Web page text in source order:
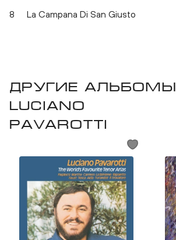
8
La Campana Di San Giusto
Другие альбомы
Luciano
Pavarotti